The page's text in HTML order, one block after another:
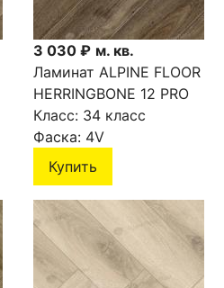
3 030 ₽ м. кв.
Ламинат ALPINE FLOOR
HERRINGBONE 12 PRO
Бордо LF106-10
Класс: 34 класс
Фаска: 4V
Купить